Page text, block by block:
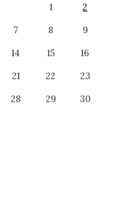
1
2
7 8
9
14 15
16
21 22
23
28 29
30